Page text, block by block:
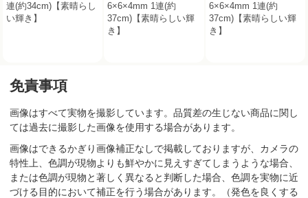
連(約34cm)【素晴らし
い輝き】
6×6×4mm 1連(約
37cm)【素晴らしい輝
き】
6×6×4mm 1連(約
37cm)【素晴らしい輝
き】
免責事項
画像はすべて実物を撮影しています。品質差の生じない商品に関し
ては過去に撮影した画像を使用する場合があります。
画像はできるかぎり画像補正なしで掲載しておりますが、カメラの
特性上、色調が現物よりも鮮やかに見えすぎてしまうような場合、
または色調が現物と著しく異なると判断した場合、色調を実物に近
づける目的において補正を行う場合があります。（発色を良くする